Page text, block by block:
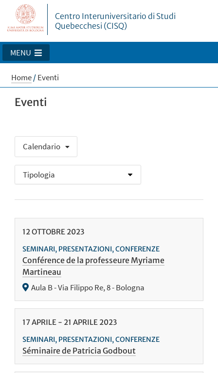
Centro Interuniversitario di Studi
Quebecchesi (CISQ)
MENU
Home/Eventi
Eventi
Calendario
12OTTOBRE 2023
SEMINARI, PRESENTAZIONI, CONFERENZE
Conférence de la professeure Myriame
Martineau
Aula B - Via Filippo Re, 8 - Bologna
17APRILE - 21 APRILE 2023
SEMINARI, PRESENTAZIONI, CONFERENZE
Séminaire de Patricia Godbout